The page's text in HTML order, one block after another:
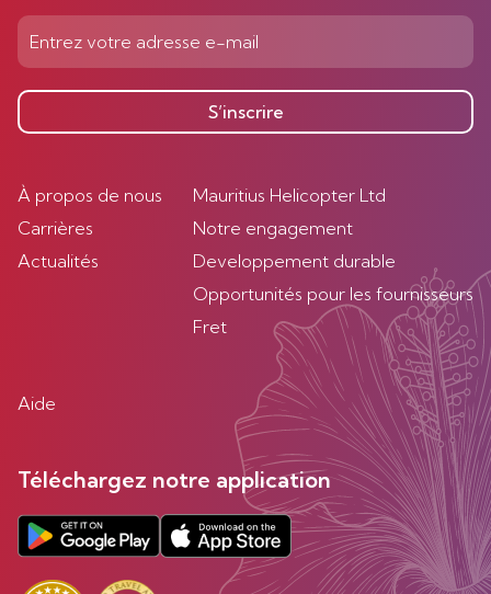
S’inscrire
À propos de nous
Carrières
Actualités
Mauritius Helicopter Ltd
Notre engagement
Developpement durable
Opportunités pour les fournisseurs
Fret
Aide
Téléchargez notre application